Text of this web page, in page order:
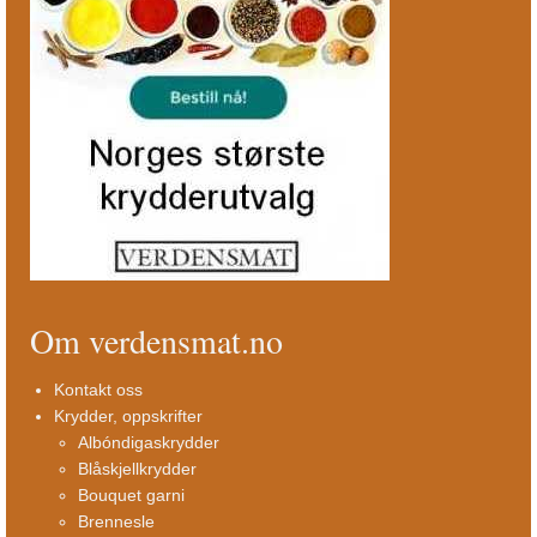
Om verdensmat.no
Kontakt oss
Krydder, oppskrifter
Albóndigaskrydder
Blåskjellkrydder
Bouquet garni
Brennesle